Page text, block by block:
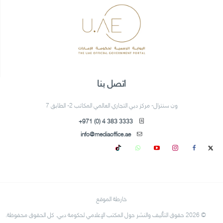
اتصل بنا
ون سنترال- مركز دبي التجاري العالمي المكاتب 2- الطابق 7
+971 (0) 4 383 3333
info@mediaoffice.ae
خارطة الموقع
© 2026 حقوق التأليف والنشر حول المكتب الإعلامي لحكومة دبي. كل الحقوق محفوظة.